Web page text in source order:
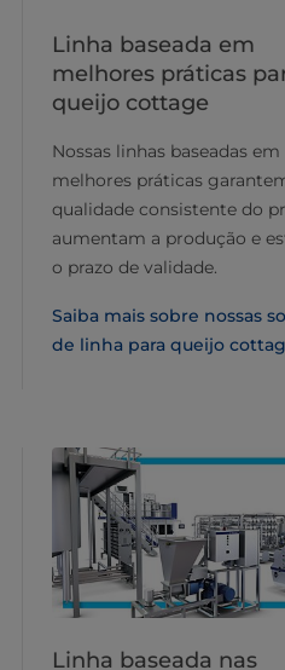
Linha baseada em
melhores práticas
queijo cottage
Nossas linhas baseadas em
melhores práticas
qualidade consistente do
aumentam a produção e
o prazo de validade.
Saiba mais sobre nossas
de linha para queijo
Linha baseada nas